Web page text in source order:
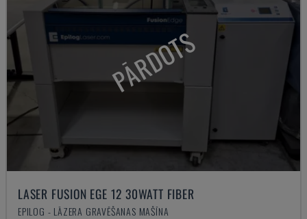
PĀRDOTS
LASER FUSION EGE 12 30WATT FIBER
EPILOG - LĀZERA GRAVĒŠANAS MAŠĪNA